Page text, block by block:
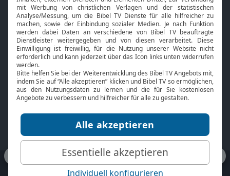
Bibelthek Online-Bibel
Nächster Gottesdienst
Bibel TV
Über uns
Jobs
Mediadaten
Service
Kontakt
TV-Empfang
bibeltv.de: Impressum
Datenschutz
Nutzungsbedingungen
Fakten Bibel TV App